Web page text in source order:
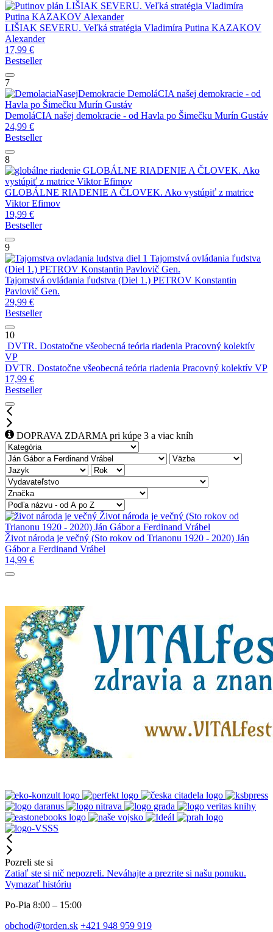
LIŠIAK SEVERU. Veľká stratégia Vladimíra
Putina KAZAKOV Alexander
LIŠIAK SEVERU. Veľká stratégia Vladimíra Putina KAZAKOV
Alexander
17,99 €
Bestseller
7
DemoláCIA našej demokracie - od
Havla po Šimečku Murín Gustáv
DemoláCIA našej demokracie - od Havla po Šimečku Murín Gustáv
24,99 €
Bestseller
8
GLOBÁLNE RIADENIE A ČLOVEK. Ako
vystúpiť z matrice Viktor Efimov
GLOBÁLNE RIADENIE A ČLOVEK. Ako vystúpiť z matrice
Viktor Efimov
19,99 €
Bestseller
9
Tajomstvá ovládania ľudstva
(Diel 1.) PETROV Konstantin Pavlovič Gen.
Tajomstvá ovládania ľudstva (Diel 1.) PETROV Konstantin
Pavlovič Gen.
29,99 €
Bestseller
10
DVTR. Dostatočne všeobecná teória riadenia Pracovný kolektív
VP
DVTR. Dostatočne všeobecná teória riadenia Pracovný kolektív VP
17,99 €
Bestseller
DOPRAVA ZDARMA pri kúpe 3 a viac kníh
Život národa je večný (Sto rokov od
Trianonu 1920 - 2020) Ján Gábor a Ferdinand Vrábel
Život národa je večný (Sto rokov od Trianonu 1920 - 2020) Ján
Gábor a Ferdinand Vrábel
14,99 €
Pozreli ste si
Zatiaľ ste si nič nepozreli. Neváhajte a prezrite si našu ponuku.
Vymazať históriu
Po-Pia 8:00 – 15:00
obchod@torden.sk +421 948 959 919